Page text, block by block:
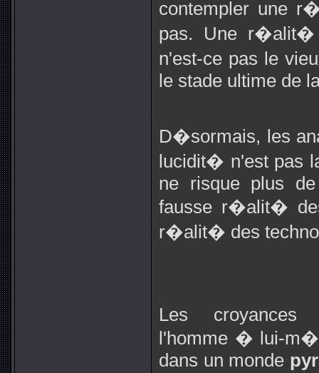
contempler une
pas. Une r�alit�
n'est-ce pas le
le stade ultime de
D�sormais, les
lucidit� n'est pas
ne risque plus
fausse r�alit�
r�alit� des
Les croyances
l'homme � lui-
dans un monde